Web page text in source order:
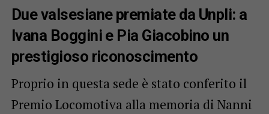
Due valsesiane premiate da Unpli: a
Ivana Boggini e Pia Giacobino un
prestigioso riconoscimento
Proprio in questa sede è stato conferito il
Premio Locomotiva alla memoria di Nanni